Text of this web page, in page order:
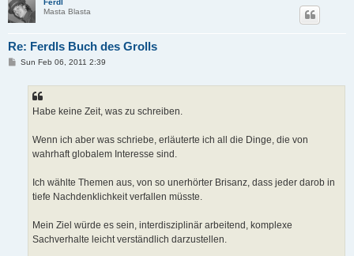
Ferdl
Masta Blasta
Re: Ferdls Buch des Grolls
PSun Feb 06, 2011 2:39
Habe keine Zeit, was zu schreiben.
Wenn ich aber was schriebe, erläuterte ich all die Dinge, die von
wahrhaft globalem Interesse sind.
Ich wählte Themen aus, von so unerhörter Brisanz, dass jeder darob in
tiefe Nachdenklichkeit verfallen müsste.
Mein Ziel würde es sein, interdisziplinär arbeitend, komplexe
Sachverhalte leicht verständlich darzustellen.